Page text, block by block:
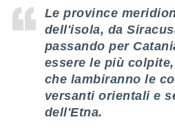
nostri
Le province
dell'isola, da
passando per
essere le più
che lambiranno le
versanti orientali e
dell'Etna.